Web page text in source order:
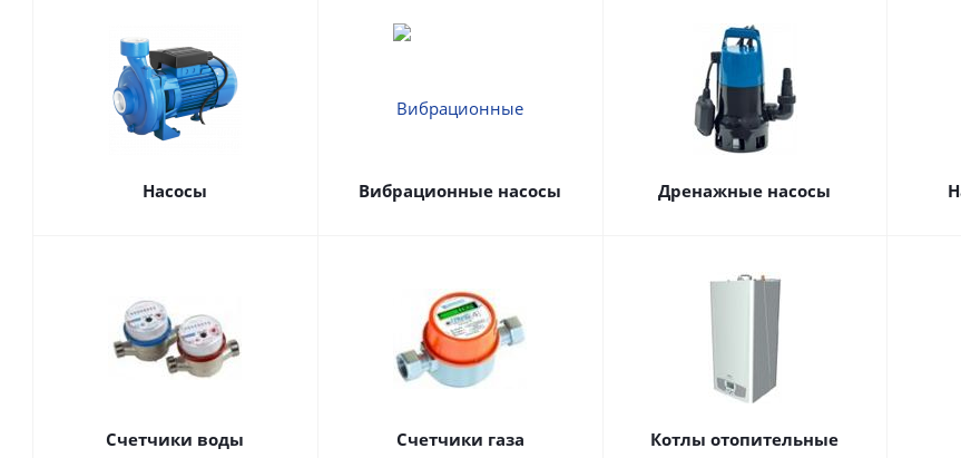
Насосы Вибрационные насосы Дренажные насосы
Счетчики воды Счетчики газа Котлы отопительные